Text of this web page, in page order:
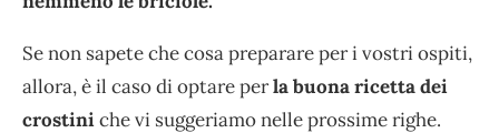
Se non sapete che cosa preparare per i vostri ospiti,
allora, è il caso di optare perla buona ricetta dei
crostiniche vi suggeriamo nelle prossime righe.